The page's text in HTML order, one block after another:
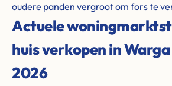
oudere panden vergroot om fors te
Actuele
huis verkopen in
2026